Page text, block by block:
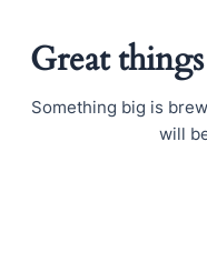
Great
Something big is
will